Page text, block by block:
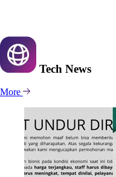
Tech News
More